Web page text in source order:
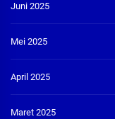
Juni 2025
Mei 2025
April 2025
Maret 2025